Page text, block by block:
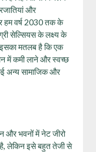
और
हम वर्ष 2030 तक के
सेल्सियस के लक्ष्‍य के
इसका मतलब है कि एक
में कमी लाने और स्वच्छ
अन्य सामाजिक और
और भवनों में नेट जीरो
है, लेकिन इसे बहुत तेजी से